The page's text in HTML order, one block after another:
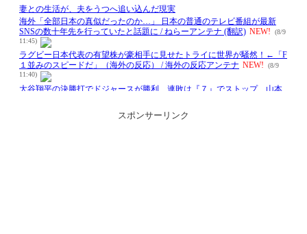
スポンサーリンク